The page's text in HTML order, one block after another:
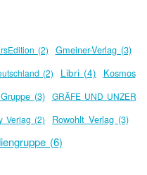
(2)
Gmeiner-Verlag (3)
(2) Libri (4)
Kosmos
(3)
GRÄFE UND UNZER
Verlag (2) Rowohlt Verlag (3)
(6)